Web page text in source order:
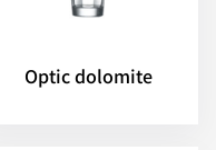
Optic dolomite